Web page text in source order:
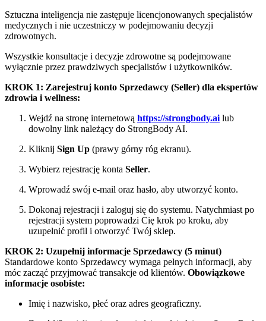
Sztuczna inteligencja nie zastępuje licencjonowanych specjalistów
medycznych i nie uczestniczy w podejmowaniu decyzji
zdrowotnych.
Wszystkie konsultacje i decyzje zdrowotne są podejmowane
wyłącznie przez prawdziwych specjalistów i użytkowników.
KROK 1: Zarejestruj konto Sprzedawcy (Seller) dla ekspertów
zdrowia i wellness:
Wejdź na stronę internetową https://strongbody.ai lub
dowolny link należący do StrongBody AI.
Kliknij Sign Up (prawy górny róg ekranu).
Wybierz rejestrację konta Seller.
Wprowadź swój e-mail oraz hasło, aby utworzyć konto.
Dokonaj rejestracji i zaloguj się do systemu. Natychmiast po
rejestracji system poprowadzi Cię krok po kroku, aby
uzupełnić profil i otworzyć Twój sklep.
KROK 2: Uzupełnij informacje Sprzedawcy (5 minut)
Standardowe konto Sprzedawcy wymaga pełnych informacji, aby
móc zacząć przyjmować transakcje od klientów. Obowiązkowe
informacje osobiste:
Imię i nazwisko, płeć oraz adres geograficzny.